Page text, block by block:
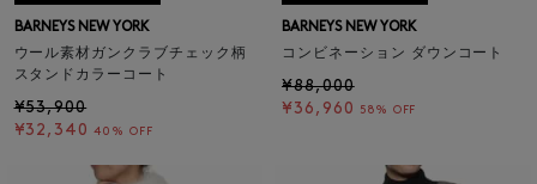
BARNEYS NEW YORK
ウール素材ガンクラブチェック柄
スタンドカラーコート
¥53,900
¥32,340 40% OFF
BARNEYS NEW YORK
コンビネーション ダウンコート
¥88,000
¥36,960
58% OFF